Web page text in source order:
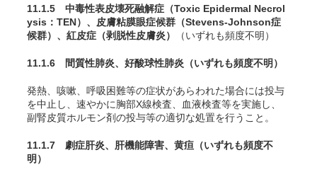
11.1.5 中毒性表皮壊死融解症（Toxic Epidermal Necrol
ysis：TEN）、皮膚粘膜眼症候群（Stevens-Johnson症
候群）、紅皮症（剥脱性皮膚炎）
（いずれも頻度不明）
11.1.6 間質性肺炎、好酸球性肺炎 （いずれも頻度不明）
発熱、咳嗽、呼吸困難等の症状があらわれた場合には投与
を中止し、速やかに胸部X線検査、血液検査等を実施し、
副腎皮質ホルモン剤の投与等の適切な処置を行うこと。
11.1.7 劇症肝炎、肝機能障害、黄疸 （いずれも頻度不
明）